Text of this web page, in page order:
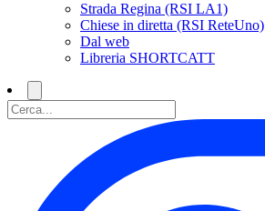
Strada Regina (RSI LA1)
Chiese in diretta (RSI ReteUno)
Dal web
Libreria SHORTCATT